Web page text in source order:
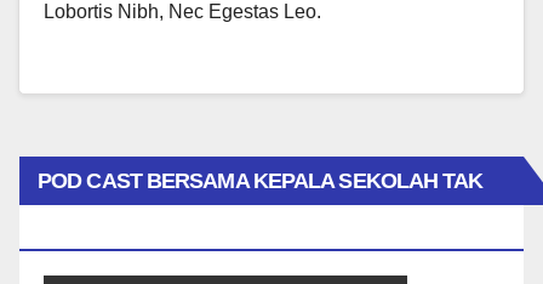
Lobortis Nibh, Nec Egestas Leo.
POD CAST BERSAMA KEPALA SEKOLAH TAK